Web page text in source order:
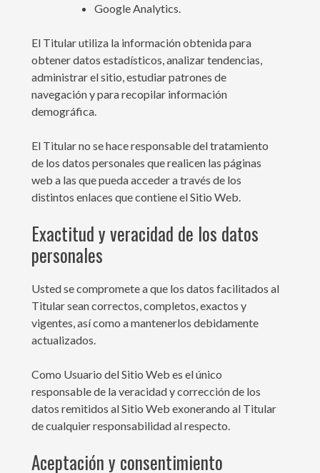
Google Analytics.
El Titular utiliza la información obtenida para
obtener datos estadísticos, analizar tendencias,
administrar el sitio, estudiar patrones de
navegación y para recopilar información
demográfica.
El Titular no se hace responsable del tratamiento
de los datos personales que realicen las páginas
web a las que pueda acceder a través de los
distintos enlaces que contiene el Sitio Web.
Exactitud y veracidad de los datos
personales
Usted se compromete a que los datos facilitados al
Titular sean correctos, completos, exactos y
vigentes, así como a mantenerlos debidamente
actualizados.
Como Usuario del Sitio Web es el único
responsable de la veracidad y corrección de los
datos remitidos al Sitio Web exonerando al Titular
de cualquier responsabilidad al respecto.
Aceptación y consentimiento